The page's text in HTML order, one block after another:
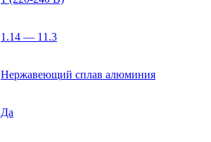
1.14 — 11.3
Нержавеющий сплав алюминия
Да